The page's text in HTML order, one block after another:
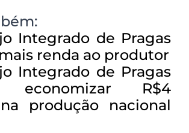
Integrado de Pragas
renda ao produtor
Integrado de Pragas
economizar R$4
produção nacional